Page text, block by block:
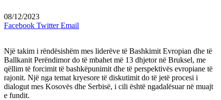
08/12/2023
Facebook Twitter Email
Një takim i rëndësishëm mes liderëve të Bashkimit Evropian dhe të
Ballkanit Perëndimor do të mbahet më 13 dhjetor në Bruksel, me
qëllim të forcimit të bashkëpunimit dhe të perspektivës evropiane të
rajonit. Një nga temat kryesore të diskutimit do të jetë procesi i
dialogut mes Kosovës dhe Serbisë, i cili është ngadalësuar në muajt
e fundit.